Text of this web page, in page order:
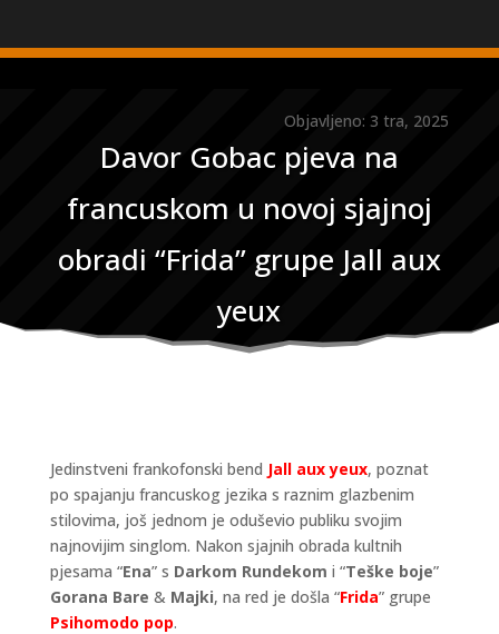
Objavljeno: 3 tra, 2025
Davor Gobac pjeva na
francuskom u novoj sjajnoj
obradi “Frida” grupe Jall aux
yeux
Jedinstveni frankofonski bend Jall aux yeux, poznat
po spajanju francuskog jezika s raznim glazbenim
stilovima, još jednom je oduševio publiku svojim
najnovijim singlom. Nakon sjajnih obrada kultnih
pjesama “Ena” s Darkom Rundekom i “Teške boje”
Gorana Bare & Majki, na red je došla “Frida” grupe
Psihomodo pop.